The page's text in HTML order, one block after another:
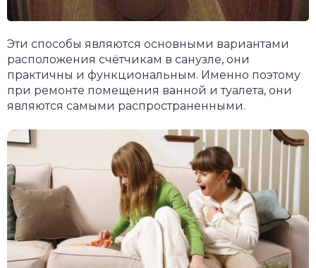
Эти способы являются основными вариантами
расположения счётчикам в санузле, они
практичны и функциональным. Именно поэтому
при ремонте помещения ванной и туалета, они
являются самыми распространенными.